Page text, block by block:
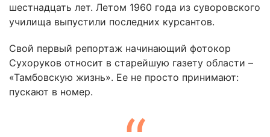
шестнадцать лет. Летом 1960 года из суворовского
училища выпустили последних курсантов.
Свой первый репортаж начинающий фотокор
Сухоруков относит в старейшую газету области –
«Тамбовскую жизнь». Ее не просто принимают:
пускают в номер.